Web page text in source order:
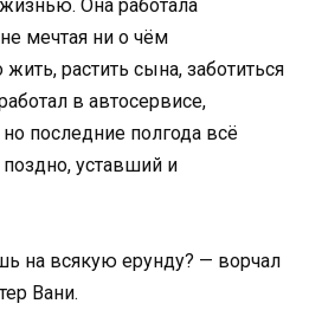
Она работала
мечтая ни о чём
растить сына, заботиться
в автосервисе,
последние полгода всё
уставший и
на всякую ерунду? — ворчал
Вани.